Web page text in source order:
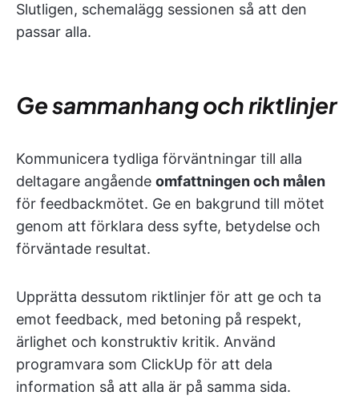
Slutligen, schemalägg sessionen så att den
passar alla.
Ge sammanhang och riktlinjer
Kommunicera tydliga förväntningar till alla
deltagare angående omfattningen och målen
för feedbackmötet. Ge en bakgrund till mötet
genom att förklara dess syfte, betydelse och
förväntade resultat.
Upprätta dessutom riktlinjer för att ge och ta
emot feedback, med betoning på respekt,
ärlighet och konstruktiv kritik. Använd
programvara som ClickUp för att dela
information så att alla är på samma sida.